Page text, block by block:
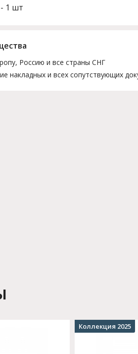
1 шт
Россию и все страны СНГ
накладных и всех сопутствующих
Коллекция 2025